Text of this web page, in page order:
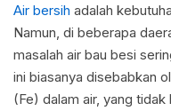
Air bersih adalah
Namun, di beberapa
masalah air bau besi
ini biasanya disebabkan
(Fe) dalam air, yang